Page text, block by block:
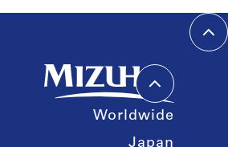
Worldwide
Japan